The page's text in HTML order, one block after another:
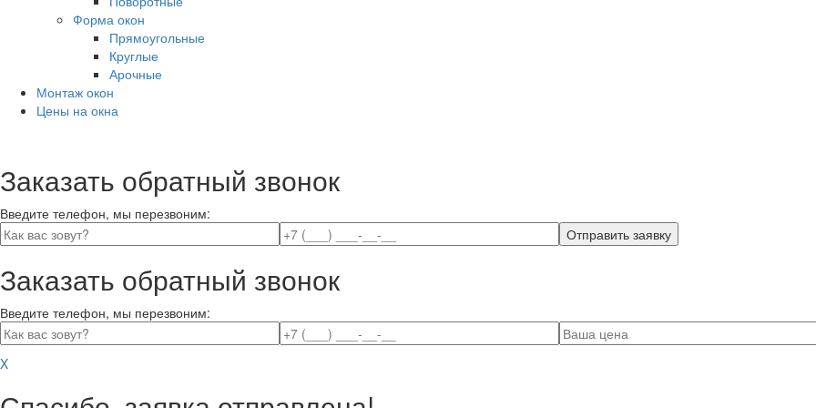
Форма окон
Прямоугольные
Круглые
Арочные
Монтаж окон
Цены на окна
Заказать обратный звонок
Введите телефон, мы перезвоним:
Заказать обратный звонок
Введите телефон, мы перезвоним:
X